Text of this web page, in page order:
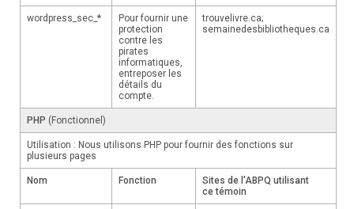
wordpress_sec_*
Pour fournir une
protection
contre les
pirates
informatiques,
entreposer les
détails du
compte.
trouvelivre.ca;
semainedesbibliotheques.ca
PHP (Fonctionnel)
Utilisation : Nous utilisons PHP pour fournir des fonctions sur
plusieurs pages
Nom Fonction
Sites de l'ABPQ utilisant
ce témoin